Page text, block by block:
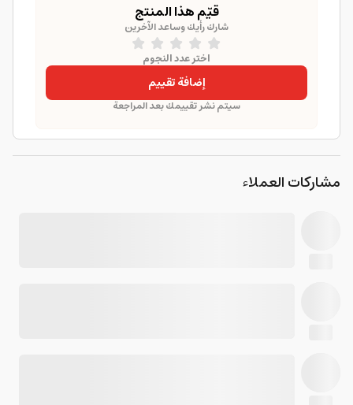
قيّم هذا المنتج
شارك رأيك وساعد الآخرين
اختر عدد النجوم
إضافة تقييم
سيتم نشر تقييمك بعد المراجعة
مشاركات العملاء